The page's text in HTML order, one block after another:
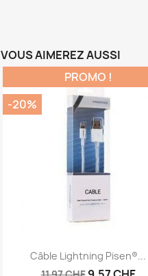
VOUS AIMEREZ AUSSI
 Aperçu rapide
Câble Lightning Pisen®...
PROMO !
-20%